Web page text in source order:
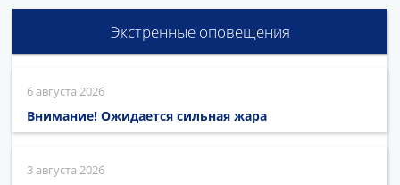
Экстренные оповещения
6 августа 2026
Внимание! Ожидается сильная жара
3 августа 2026